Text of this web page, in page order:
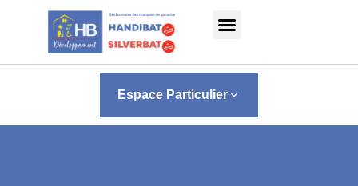
Panneau de gestion des cookies
Espace Particulier keyboard_arrow_down